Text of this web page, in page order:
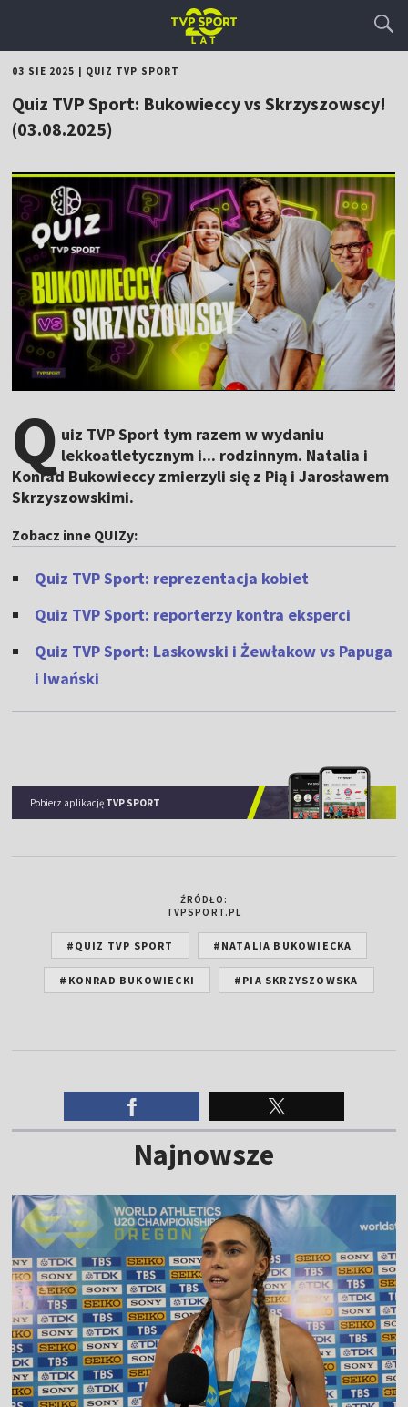
03 SIE 2025 QUIZ TVP SPORT
Quiz TVP Sport: Bukowieccy vs Skrzyszowscy!
(03.08.2025)
Q uiz TVP Sport tym razem w wydaniu
lekkoatletycznym i... rodzinnym. Natalia i
Konrad Bukowieccy zmierzyli się z Pią i Jarosławem
Skrzyszowskimi.
Zobacz inne QUIZy:
Quiz TVP Sport: reprezentacja kobiet
Quiz TVP Sport: reporterzy kontra eksperci
Quiz TVP Sport: Laskowski i Żewłakow vs Papuga
i Iwański
Pobierz aplikację TVP SPORT
ŹRÓDŁO:
TVPSPORT.PL
#QUIZ TVP SPORT #NATALIA BUKOWIECKA
#KONRAD BUKOWIECKI #PIA SKRZYSZOWSKA
Najnowsze